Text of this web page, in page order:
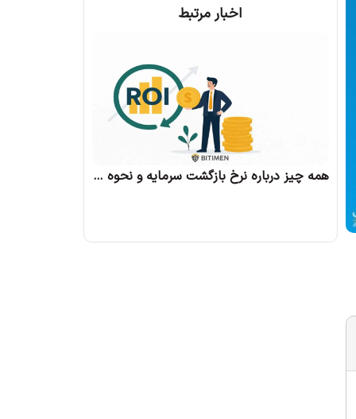
اخبار مرتبط
همه چیز درباره نرخ بازگشت سرمایه و نحوه محاسبه آن